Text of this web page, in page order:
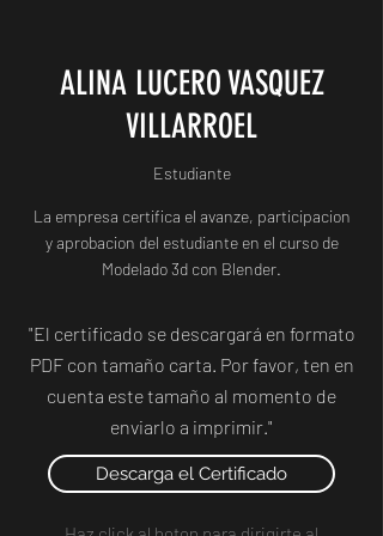
ALINA LUCERO VASQUEZ
VILLARROEL
Estudiante
La empresa certifica el avanze, participacion
y aprobacion del estudiante en el curso de
Modelado 3d con Blender.
"El certificado se descargará en formato
PDF con tamaño carta. Por favor, ten en
cuenta este tamaño al momento de
enviarlo a imprimir."
Descarga el Certificado